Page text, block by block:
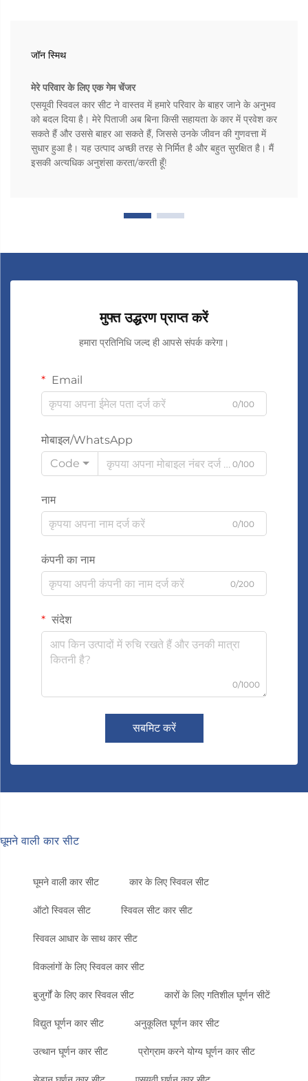
जॉन स्मिथ
मेरे परिवार के लिए एक गेम चेंजर
एसयूवी स्विवल कार सीट ने वास्तव में हमारे परिवार के बाहर जाने के अनुभव
को बदल दिया है। मेरे पिताजी अब बिना किसी सहायता के कार में प्रवेश कर
सकते हैं और उससे बाहर आ सकते हैं, जिससे उनके जीवन की गुणवत्ता में
सुधार हुआ है। यह उत्पाद अच्छी तरह से निर्मित है और बहुत सुरक्षित है। मैं
इसकी अत्यधिक अनुशंसा करता/करती हूँ!
मुफ्त उद्धरण प्राप्त करें
हमारा प्रतिनिधि जल्द ही आपसे संपर्क करेगा।
Email
0/100
मोबाइल/WhatsApp
Code
0/100
नाम
0/100
कंपनी का नाम
0/200
संदेश
0/1000
सबमिट करें
घूमने वाली कार सीट
घूमने वाली कार सीट कार के लिए स्विवल सीट
ऑटो स्विवल सीट स्विवल सीट कार सीट
स्विवल आधार के साथ कार सीट
विकलांगों के लिए स्विवल कार सीट
बुजुर्गों के लिए कार स्विवल सीट कारों के लिए गतिशील घूर्णन सीटें
विद्युत घूर्णन कार सीट अनुकूलित घूर्णन कार सीट
उत्थान घूर्णन कार सीट प्रोग्राम करने योग्य घूर्णन कार सीट